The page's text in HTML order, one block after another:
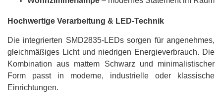
Hochwertige Verarbeitung & LED-Technik
Die integrierten SMD2835-LEDs sorgen für angenehmes,
gleichmäßiges Licht und niedrigen Energieverbrauch. Die
Kombination aus mattem Schwarz und minimalistischer
Form passt in moderne, industrielle oder klassische
Einrichtungen.